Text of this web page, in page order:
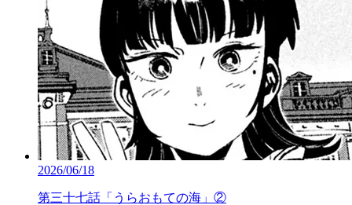
2026/06/18
第三十七話「うらおもての海」②